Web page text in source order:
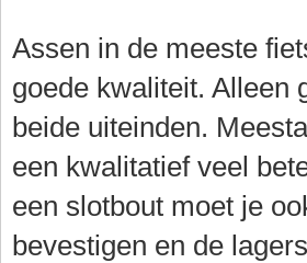
Assen in de meeste
goede kwaliteit. Alleen
beide uiteinden.
een kwalitatief veel
een slotbout moet je
bevestigen en de